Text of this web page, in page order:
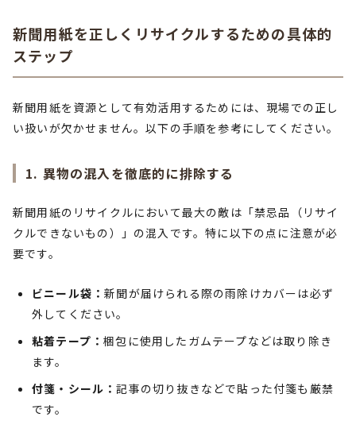
新聞用紙を正しくリサイクルするための具体的
ステップ
新聞用紙を資源として有効活用するためには、現場での正し
い扱いが欠かせません。以下の手順を参考にしてください。
1. 異物の混入を徹底的に排除する
新聞用紙のリサイクルにおいて最大の敵は「禁忌品（リサイ
クルできないもの）」の混入です。特に以下の点に注意が必
要です。
ビニール袋：新聞が届けられる際の雨除けカバーは必ず
外してください。
粘着テープ：梱包に使用したガムテープなどは取り除き
ます。
付箋・シール：記事の切り抜きなどで貼った付箋も厳禁
です。